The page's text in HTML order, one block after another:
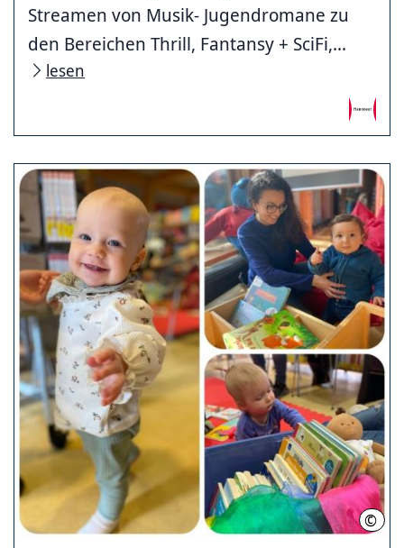
Streamen von Musik- Jugendromane zu
den Bereichen Thrill, Fantansy + SciFi,...
lesen
©